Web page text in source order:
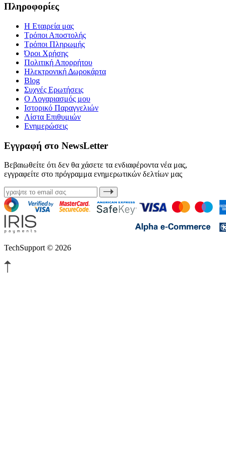
Πληροφορίες
Η Εταιρεία μας
Τρόποι Αποστολής
Τρόποι Πληρωμής
Όροι Χρήσης
Πολιτική Απορρήτου
Ηλεκτρονική Δωροκάρτα
Blog
Συχνές Ερωτήσεις
Ο Λογαριασμός μου
Ιστορικό Παραγγελιών
Λίστα Επιθυμιών
Ενημερώσεις
Εγγραφή στο NewsLetter
Βεβαιωθείτε ότι δεν θα χάσετε τα ενδιαφέροντα νέα μας,
εγγραφείτε στο πρόγραμμα ενημερωτικών δελτίων μας
TechSupport © 2026